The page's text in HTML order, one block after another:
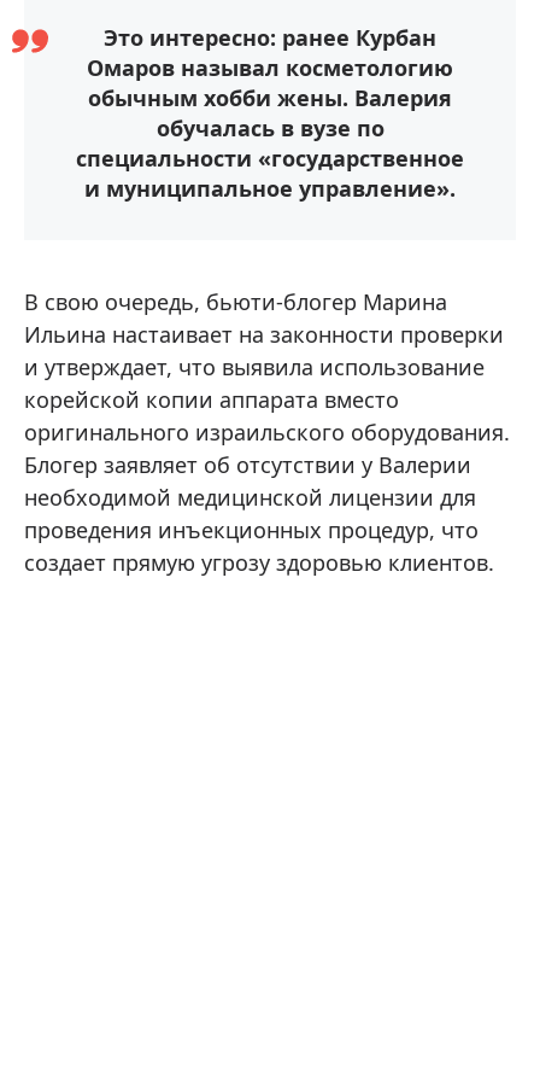
Это интересно: ранее Курбан
Омаров называл косметологию
обычным хобби жены. Валерия
обучалась в вузе по
специальности «государственное
и муниципальное управление».
В свою очередь, бьюти-блогер Марина
Ильина настаивает на законности проверки
и утверждает, что выявила использование
корейской копии аппарата вместо
оригинального израильского оборудования.
Блогер заявляет об отсутствии у Валерии
необходимой медицинской лицензии для
проведения инъекционных процедур, что
создает прямую угрозу здоровью клиентов.